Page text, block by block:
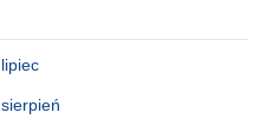
lipiec
sierpień